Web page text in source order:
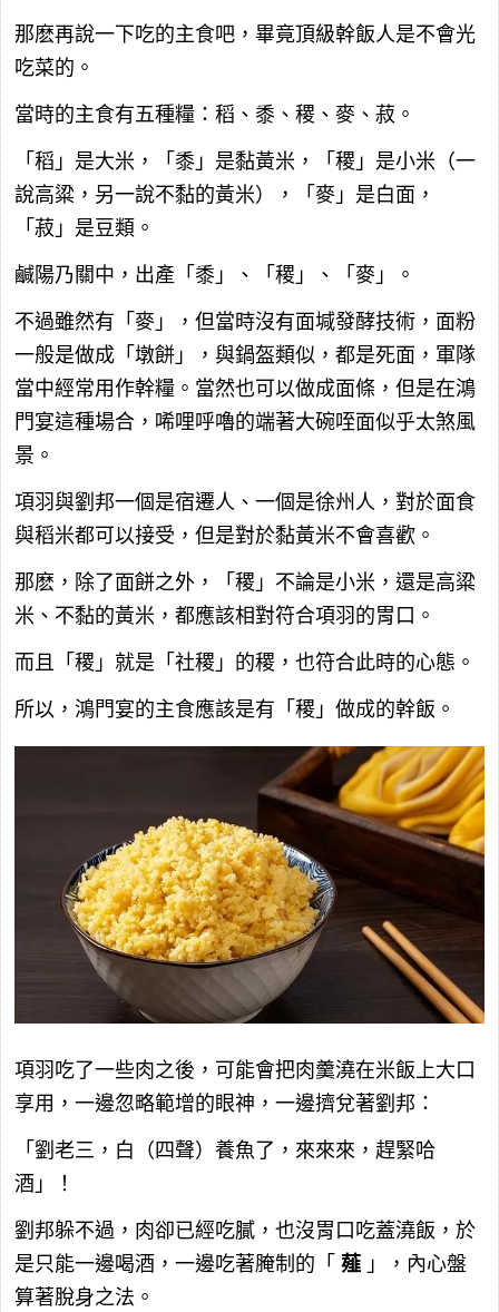
那麽再說一下吃的主食吧，畢竟頂級幹飯人是不會光
吃菜的。
當時的主食有五種糧：稻、黍、稷、麥、菽。
「稻」是大米，「黍」是黏黃米，「稷」是小米（一
說高粱，另一說不黏的黃米），「麥」是白面，
「菽」是豆類。
鹹陽乃關中，出產「黍」、「稷」、「麥」。
不過雖然有「麥」，但當時沒有面堿發酵技術，面粉
一般是做成「墩餅」，與鍋盔類似，都是死面，軍隊
當中經常用作幹糧。當然也可以做成面條，但是在鴻
門宴這種場合，唏哩呼嚕的端著大碗咥面似乎太煞風
景。
項羽與劉邦一個是宿遷人、一個是徐州人，對於面食
與稻米都可以接受，但是對於黏黃米不會喜歡。
那麽，除了面餅之外，「稷」不論是小米，還是高粱
米、不黏的黃米，都應該相對符合項羽的胃口。
而且「稷」就是「社稷」的稷，也符合此時的心態。
所以，鴻門宴的主食應該是有「稷」做成的幹飯。
項羽吃了一些肉之後，可能會把肉羹澆在米飯上大口
享用，一邊忽略範增的眼神，一邊擠兌著劉邦：
「劉老三，白（四聲）養魚了，來來來，趕緊哈
酒」！
劉邦躲不過，肉卻已經吃膩，也沒胃口吃蓋澆飯，於
是只能一邊喝酒，一邊吃著腌制的「 薤 」，內心盤
算著脫身之法。